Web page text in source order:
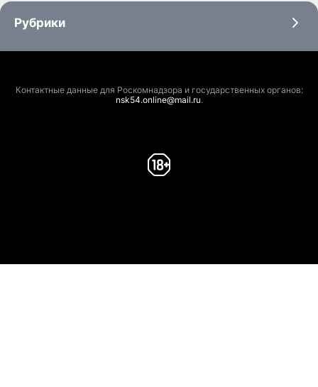
Рубрики
Контактные данные для Роскомнадзора и государственных органов:
nsk54.online@mail.ru.